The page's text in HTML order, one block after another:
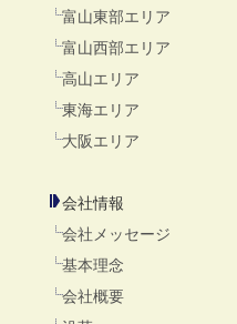
富山東部エリア
富山西部エリア
高山エリア
東海エリア
大阪エリア
会社情報
会社メッセージ
基本理念
会社概要